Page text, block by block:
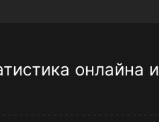
онлайна